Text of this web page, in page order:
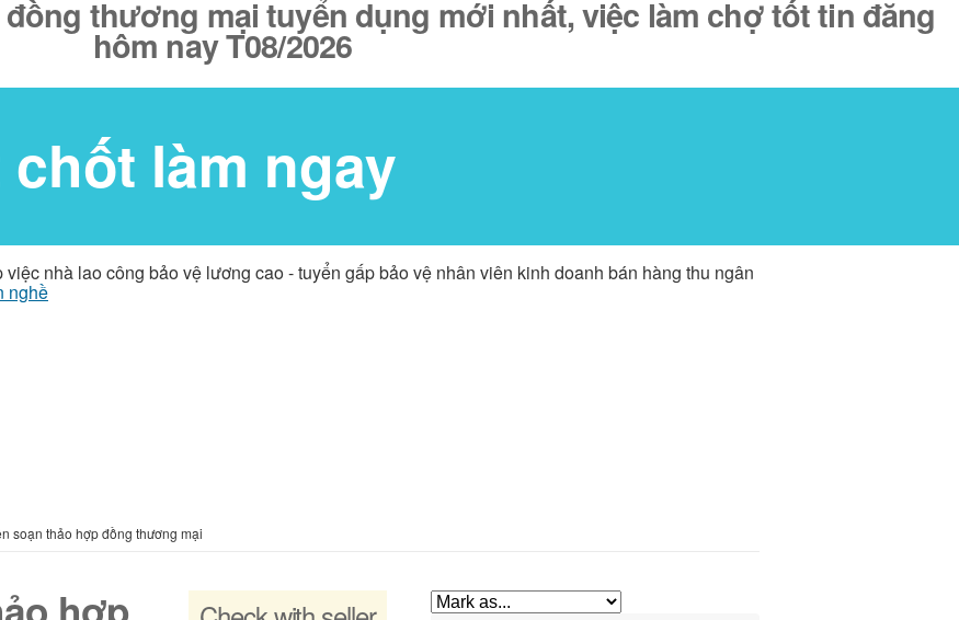
thương mại tuyển dụng mới nhất, việc làm chợ tốt tin đăng
hôm nay T08/2026
làm ngay
nhà lao công bảo vệ lương cao - tuyển gấp bảo vệ nhân viên kinh doanh bán hàng thu ngân
nghề
soạn thảo hợp đồng thương mại